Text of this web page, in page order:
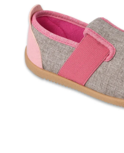
5
hvězdiček.